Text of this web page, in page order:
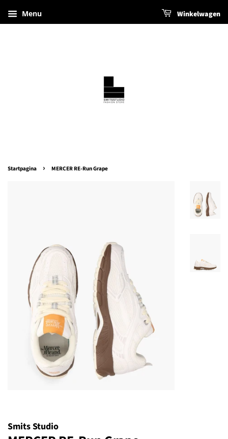
Menu Winkelwagen
Startpagina › MERCER RE-Run Grape
Smits Studio